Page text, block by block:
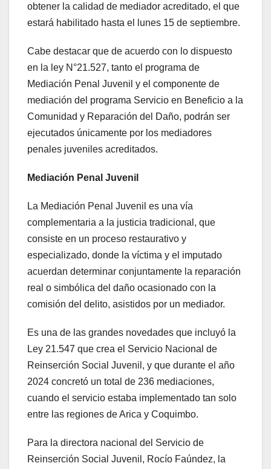
obtener la calidad de mediador acreditado, el que
estará habilitado hasta el lunes 15 de septiembre.
Cabe destacar que de acuerdo con lo dispuesto
en la ley N°21.527, tanto el programa de
Mediación Penal Juvenil y el componente de
mediación del programa Servicio en Beneficio a la
Comunidad y Reparación del Daño, podrán ser
ejecutados únicamente por los mediadores
penales juveniles acreditados.
Mediación Penal Juvenil
La Mediación Penal Juvenil es una vía
complementaria a la justicia tradicional, que
consiste en un proceso restaurativo y
especializado, donde la víctima y el imputado
acuerdan determinar conjuntamente la reparación
real o simbólica del daño ocasionado con la
comisión del delito, asistidos por un mediador.
Es una de las grandes novedades que incluyó la
Ley 21.547 que crea el Servicio Nacional de
Reinserción Social Juvenil, y que durante el año
2024 concretó un total de 236 mediaciones,
cuando el servicio estaba implementado tan solo
entre las regiones de Arica y Coquimbo.
Para la directora nacional del Servicio de
Reinserción Social Juvenil, Rocío Faúndez, la